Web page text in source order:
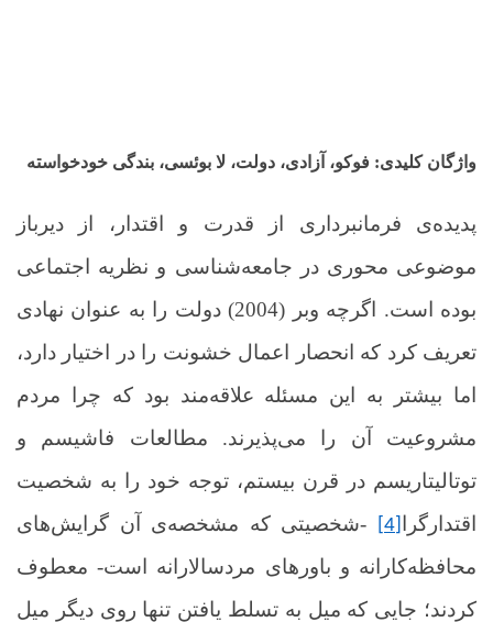
واژگان کلیدی: فوکو، آزادی، دولت، لا بوئسی، بندگی خودخواسته
پدیده‌ی فرمانبرداری از قدرت و اقتدار، از دیرباز
موضوعی محوری در جامعه‌شناسی و نظریه اجتماعی
بوده است. اگرچه وبر (2004) دولت را به عنوان نهادی
تعریف کرد که انحصار اعمال خشونت را در اختیار دارد،
اما بیشتر به این مسئله علاقه‌مند بود که چرا مردم
مشروعیت آن را می‌پذیرند. مطالعات فاشیسم و
توتالیتاریسم در قرن بیستم، توجه خود را به شخصیت
اقتدارگرا
-شخصیتی که مشخصه‌ی آن گرایش‌های
محافظه‌کارانه و باورهای مردسالارانه است- معطوف
کردند؛ جایی که میل به تسلط یافتن تنها روی دیگر میل